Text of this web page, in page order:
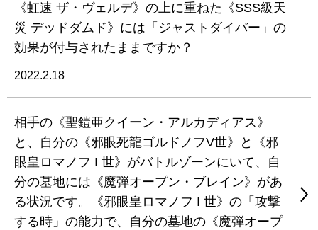
《虹速 ザ・ヴェルデ》の上に重ねた《SSS級天
災 デッドダムド》には「ジャストダイバー」の
効果が付与されたままですか？
2022.2.18
相手の《聖鎧亜クイーン・アルカディアス》
と、自分の《邪眼死龍ゴルドノフV世》と《邪
眼皇ロマノフ I 世》がバトルゾーンにいて、自
分の墓地には《魔弾オープン・ブレイン》があ
る状況です。《邪眼皇ロマノフ I 世》の「攻撃
する時」の能力で、自分の墓地の《魔弾オープ